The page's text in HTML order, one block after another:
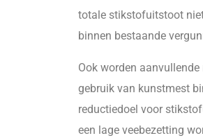
totale stikstofuitstoot
binnen bestaande
Ook worden
gebruik van kunstmest
reductiedoel voor
een lage veebezetting